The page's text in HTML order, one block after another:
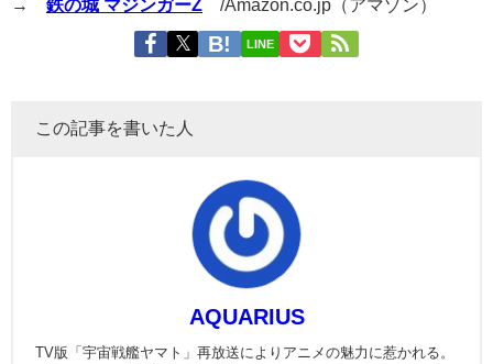
→ 鉄の城 マジンガーZ /Amazon.co.jp（アマゾン）
LINE
この記事を書いた人
AQUARIUS
TV版「宇宙戦艦ヤマト」再放送によりアニメの魅力に惹かれる。